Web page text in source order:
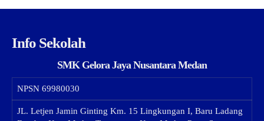
Info Sekolah
SMK Gelora Jaya Nusantara Medan
NPSN 69980030
JL. Letjen Jamin Ginting Km. 15 Lingkungan I, Baru Ladang